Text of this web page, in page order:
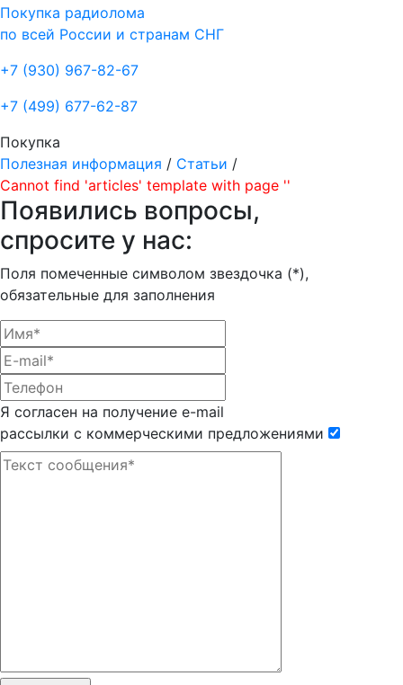
Покупка радиолома
по всей России и странам СНГ
+7 (930) 967-82-67
+7 (499) 677-62-87
Покупка
Полезная информация / Статьи /
Cannot find 'articles' template with page ''
Появились вопросы,
спросите у нас:
Поля помеченные символом звездочка (*),
обязательные для заполнения
Я согласен на получение e-mail
рассылки с коммерческими предложениями